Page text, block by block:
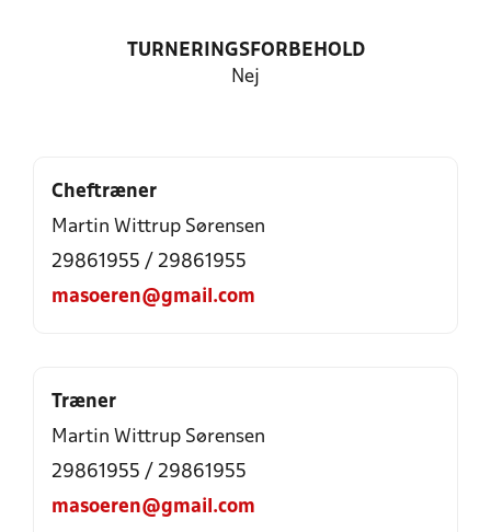
TURNERINGSFORBEHOLD
Nej
Cheftræner
Martin Wittrup Sørensen
29861955 / 29861955
masoeren@gmail.com
Træner
Martin Wittrup Sørensen
29861955 / 29861955
masoeren@gmail.com